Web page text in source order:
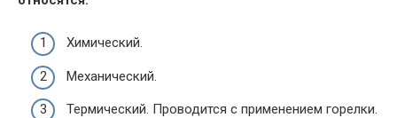
Химический.
Механический.
Термический. Проводится с применением горелки.